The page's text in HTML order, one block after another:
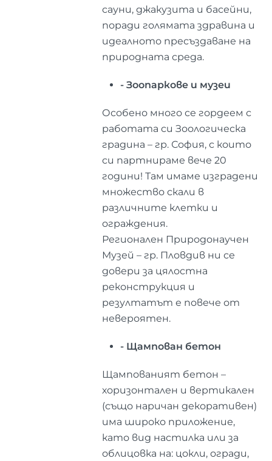
сауни, джакузита и басейни,
поради голямата здравина и
идеалното пресъздаване на
природната среда.
- Зоопаркове и музеи
Особено много се гордеем с
работата си Зоологическа
градина – гр. София, с които
си партнираме вече 20
години! Там имаме изградени
множество скали в
различните клетки и
ограждения.
Регионален Природонаучен
Музей – гр. Пловдив ни се
довери за цялостна
реконструкция и
резултатът е повече от
невероятен.
- Щампован бетон
Щампованият бетон –
хоризонтален и вертикален
(също наричан декоративен)
има широко приложение,
като вид настилка или за
облицовка на: цокли, огради,